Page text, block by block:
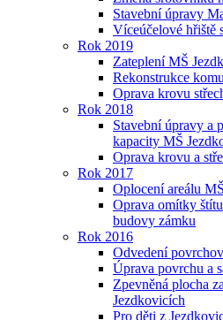
Stavební úpravy
Víceúčelové hřiště
Rok 2019
Zateplení MŠ
Rekonstrukce
Oprava krovu
Rok 2018
Stavební úpravy a
kapacity MŠ
Oprava krovu a
Rok 2017
Oplocení areálu MŠ
Oprava omítky
budovy zámku
Rok 2016
Odvedení
Úprava povrchu a
Zpevněná plocha
Jezdkovicích
Pro děti z